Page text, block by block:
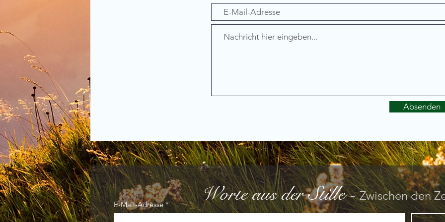
Absenden
E-Mail-Adresse * Worte aus der Stille - Zwischen den